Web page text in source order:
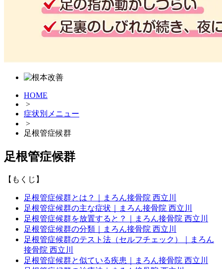
HOME
>
症状別メニュー
>
足根管症候群
足根管症候群
【もくじ】
足根管症候群とは？｜まろん接骨院 西立川
足根管症候群の主な症状｜まろん接骨院 西立川
足根管症候群を放置すると？｜まろん接骨院 西立川
足根管症候群の分類｜まろん接骨院 西立川
足根管症候群のテスト法（セルフチェック）｜まろん
接骨院 西立川
足根管症候群と似ている疾患｜まろん接骨院 西立川